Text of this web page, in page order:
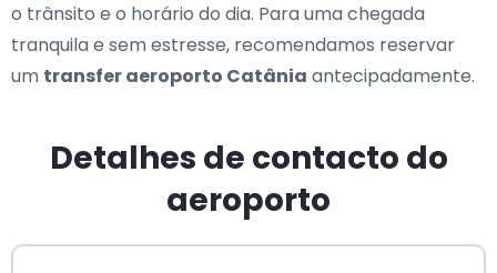
o trânsito e o horário do dia. Para uma chegada
tranquila e sem estresse, recomendamos reservar
um transfer aeroporto Catânia antecipadamente.
Detalhes de contacto do
aeroporto